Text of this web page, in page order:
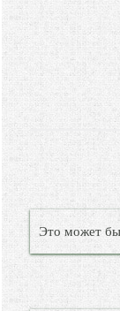
Это может